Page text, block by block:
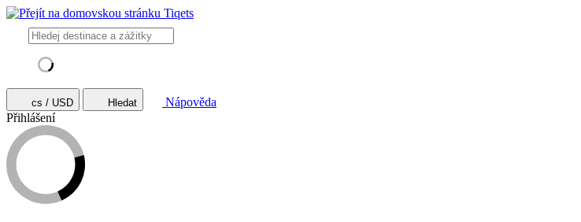
cs / USD Hledat
Nápověda
Přihlášení